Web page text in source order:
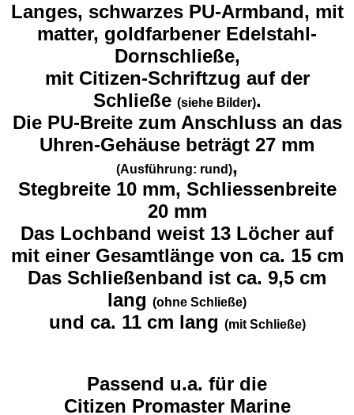
Langes, schwarzes PU-Armband, mit
matter, goldfarbener Edelstahl-
Dornschließe,
mit Citizen-Schriftzug auf der
Schließe (siehe Bilder).
Die PU-Breite zum Anschluss an das
Uhren-Gehäuse beträgt 27 mm
(Ausführung: rund),
Stegbreite 10 mm, Schliessenbreite
20 mm
Das Lochband weist 13 Löcher auf
mit einer Gesamtlänge von ca. 15 cm
Das Schließenband ist ca. 9,5 cm
lang (ohne Schließe)
und ca. 11 cm lang (mit Schließe)
Passend u.a. für die
Citizen Promaster Marine